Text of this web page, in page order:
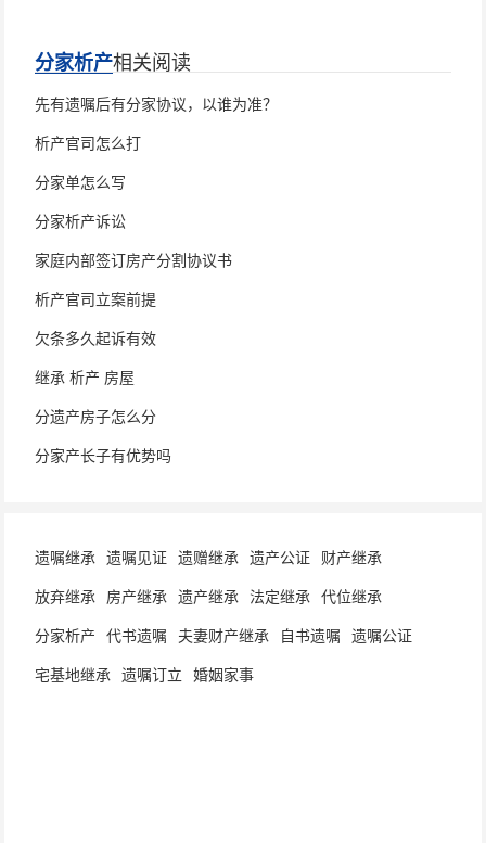
分家析产相关阅读
先有遗嘱后有分家协议，以谁为准？
析产官司怎么打
分家单怎么写
分家析产诉讼
家庭内部签订房产分割协议书
析产官司立案前提
欠条多久起诉有效
继承 析产 房屋
分遗产房子怎么分
分家产长子有优势吗
遗嘱继承 遗嘱见证 遗赠继承 遗产公证 财产继承
放弃继承 房产继承 遗产继承 法定继承 代位继承
分家析产 代书遗嘱 夫妻财产继承 自书遗嘱 遗嘱公证
宅基地继承 遗嘱订立 婚姻家事